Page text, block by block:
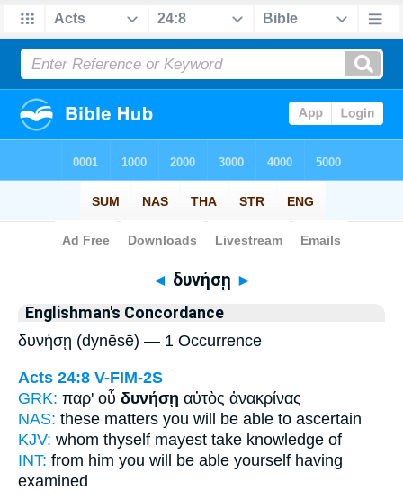
Bible>Strong's > Greek
◄ δυνήσῃ ►
Englishman's Concordance
δυνήσῃ (dynēsē) — 1 Occurrence
Acts 24:8 V-FIM-2S
GRK: παρ' οὗ δυνήσῃ αὐτὸς ἀνακρίνας
NAS: these matters you will be able to ascertain
KJV: whom thyself mayest take knowledge of
INT: from him you will be able yourself having
examined